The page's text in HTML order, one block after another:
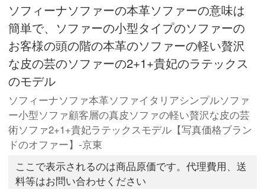
ソフィーナソファーの本革ソファーの意味は
簡単で、ソファーの小型タイプのソファーの
お客様の頭の階の本革のソファーの軽い贅沢
な皮の芸のソファーの2+1+貴妃のラテックス
のモデル
ソフィーナソファ本革ソファイタリアシンプルソファ
ー小型ソファ顧客層の真皮ソファの軽い贅沢な皮の芸
術ソファ2+1+貴妃ラテックスモデル【写真価格ブラン
ドのオファー】-京東
ここで表示されるのは商品原価です。代理費用、送
料等はお問い合わせください